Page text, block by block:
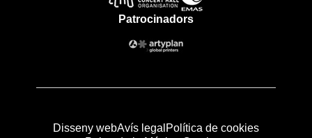
Patrocinadors
Disseny webAvís legal Política de cookies